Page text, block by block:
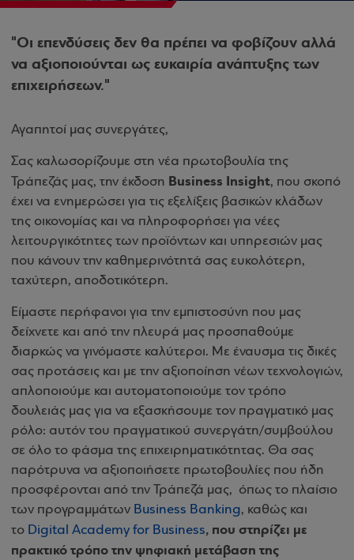
"Οι επενδύσεις δεν θα πρέπει να φοβίζουν αλλά
να αξιοποιούνται ως ευκαιρία ανάπτυξης των
επιχειρήσεων."
Αγαπητοί μας συνεργάτες,
Σας καλωσορίζουμε στη νέα πρωτοβουλία της
Τράπεζάς μας, την έκδοση Business Insight, που σκοπό
έχει να ενημερώσει για τις εξελίξεις βασικών κλάδων
της οικονομίας και να πληροφορήσει για νέες
λειτουργικότητες των προϊόντων και υπηρεσιών μας
που κάνουν την καθημερινότητά σας ευκολότερη,
ταχύτερη, αποδοτικότερη.
Είμαστε περήφανοι για την εμπιστοσύνη που μας
δείχνετε και από την πλευρά μας προσπαθούμε
διαρκώς να γινόμαστε καλύτεροι. Με έναυσμα τις δικές
σας προτάσεις και με την αξιοποίηση νέων τεχνολογιών,
απλοποιούμε και αυτοματοποιούμε τον τρόπο
δουλειάς μας για να εξασκήσουμε τον πραγματικό μας
ρόλο: αυτόν του πραγματικού συνεργάτη/συμβούλου
σε όλο το φάσμα της επιχειρηματικότητας. Θα σας
παρότρυνα να αξιοποιήσετε πρωτοβουλίες που ήδη
προσφέρονται από την Τράπεζά μας, όπως το πλαίσιο
των προγραμμάτων Business Banking, καθώς και
το Digital Academy for Business, που στηρίζει με
πρακτικό τρόπο την ψηφιακή μετάβαση της